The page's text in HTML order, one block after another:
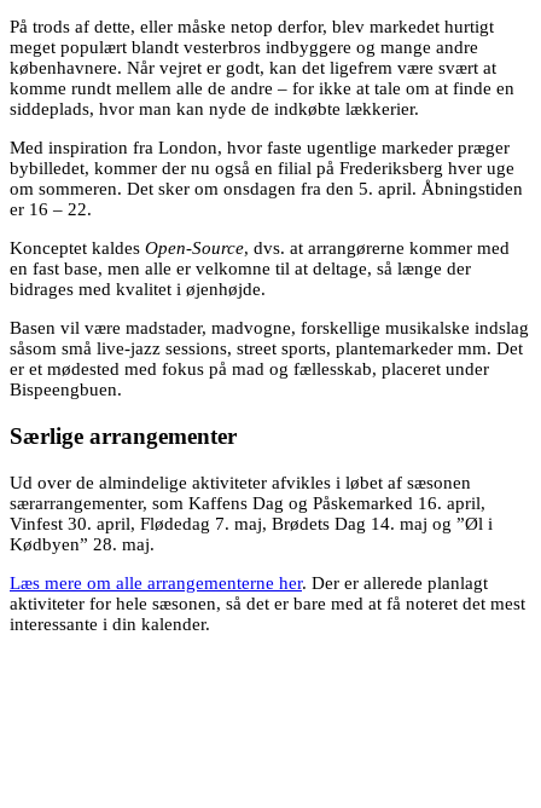
På trods af dette, eller måske netop derfor, blev markedet hurtigt
meget populært blandt vesterbros indbyggere og mange andre
københavnere. Når vejret er godt, kan det ligefrem være svært at
komme rundt mellem alle de andre – for ikke at tale om at finde en
siddeplads, hvor man kan nyde de indkøbte lækkerier.
Med inspiration fra London, hvor faste ugentlige markeder præger
bybilledet, kommer der nu også en filial på Frederiksberg hver uge
om sommeren. Det sker om onsdagen fra den 5. april. Åbningstiden
er 16 – 22.
Konceptet kaldes Open-Source, dvs. at arrangørerne kommer med
en fast base, men alle er velkomne til at deltage, så længe der
bidrages med kvalitet i øjenhøjde.
Basen vil være madstader, madvogne, forskellige musikalske indslag
såsom små live-jazz sessions, street sports, plantemarkeder mm. Det
er et mødested med fokus på mad og fællesskab, placeret under
Bispeengbuen.
Særlige arrangementer
Ud over de almindelige aktiviteter afvikles i løbet af sæsonen
særarrangementer, som Kaffens Dag og Påskemarked 16. april,
Vinfest 30. april, Flødedag 7. maj, Brødets Dag 14. maj og ”Øl i
Kødbyen” 28. maj.
Læs mere om alle arrangementerne her. Der er allerede planlagt
aktiviteter for hele sæsonen, så det er bare med at få noteret det mest
interessante i din kalender.